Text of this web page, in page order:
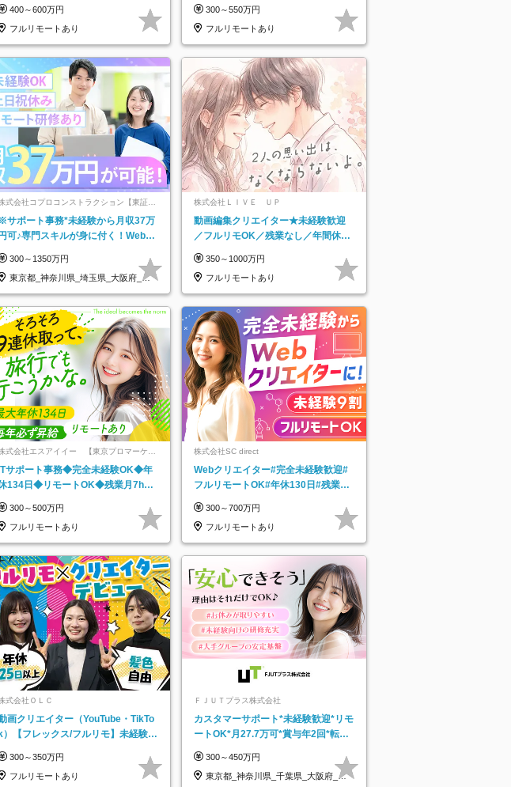
400～600万円
フルリモートあり
300～550万円
フルリモートあり
式会社コプロコンストラクション【東証プ
ライム上場コプロ・ホールディングス子会
】
サポート事務*未経験から月収37万
可♪専門スキルが身に付く！Web面
300～1350万円
東京都_神奈川県_埼玉県_大阪府_愛
県…
株式会社ＬＩＶＥ ＵＰ
動画編集クリエイター★未経験歓迎
／フルリモOK／残業なし／年間休日
実で安心
350～1000万円
フルリモートあり
式会社エスアイイー 【東京プロマーケッ
サポート事務◆完全未経験OK◆年
134日◆リモートOK◆残業月7h以
300～500万円
フルリモートあり
株式会社SC direct
Webクリエイター#完全未経験歓迎#
フルリモートOK#年休130日#残業月
300～700万円
フルリモートあり
式会社ＯＬＣ
画クリエイター（YouTube・TikTo
）【フレックス/フルリモ】未経験O
300～350万円
フルリモートあり
ＦＪＵＴプラス株式会社
カスタマーサポート*未経験歓迎*リモ
ートOK*月27.7万可*賞与年2回*転勤
300～450万円
東京都_神奈川県_千葉県_大阪府_愛